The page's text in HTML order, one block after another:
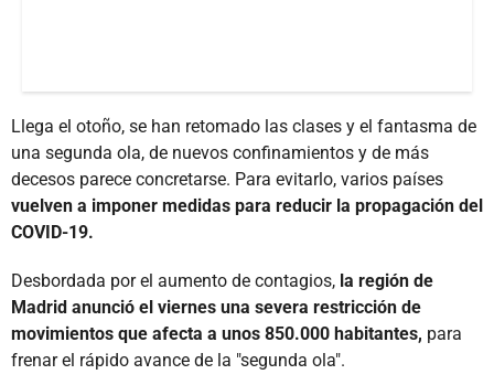
Llega el otoño, se han retomado las clases y el fantasma de
una segunda ola, de nuevos confinamientos y de más
decesos parece concretarse. Para evitarlo, varios países
vuelven a imponer medidas para reducir la propagación del
COVID-19.
Desbordada por el aumento de contagios, la región de
Madrid anunció el viernes una severa restricción de
movimientos que afecta a unos 850.000 habitantes, para
frenar el rápido avance de la "segunda ola".